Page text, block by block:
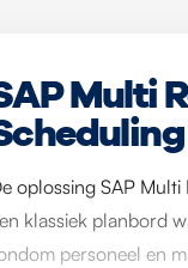
Multi
oplossing SAP Multi
klassiek planbord
personeel en